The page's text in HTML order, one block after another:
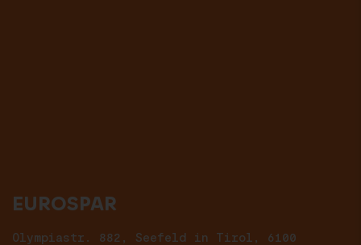
EUROSPAR
Olympiastr. 882, Seefeld in Tirol, 6100